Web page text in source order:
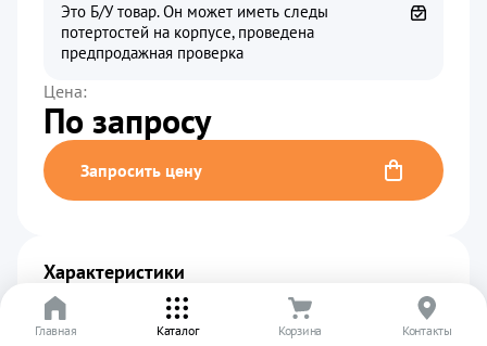
Это Б/У товар. Он может иметь следы
потертостей на корпусе, проведена
предпродажная проверка
Цена:
По запросу
Запросить цену
Характеристики
Производитель HPE
Главная Каталог Корзина Контакты